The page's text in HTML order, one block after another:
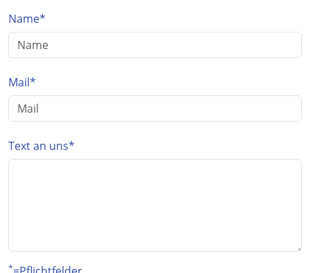
Name*
Mail*
Text an uns*
*